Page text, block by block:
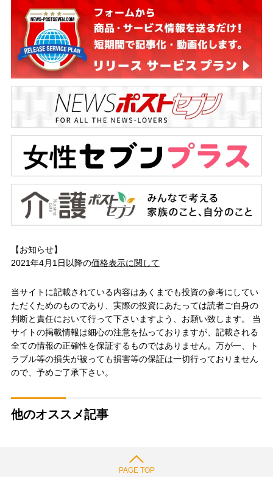
【お知らせ】
2021年4月1日以降の価格表示に関して
当サイトに記載されている内容はあくまでも投資の参考にしてい
ただくためのものであり、実際の投資にあたっては読者ご自身の
判断と責任において行って下さいますよう、お願い致します。 当
サイトの掲載情報は細心の注意を払っておりますが、記載される
全ての情報の正確性を保証するものではありません。万が一、ト
ラブル等の損失が被っても損害等の保証は一切行っておりません
ので、予めご了承下さい。
他のオススメ記事
PAGE TOP